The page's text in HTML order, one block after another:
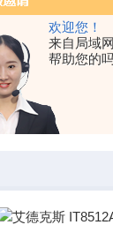
欢迎您！
来自局域
帮助您的
固纬 AFG-2225